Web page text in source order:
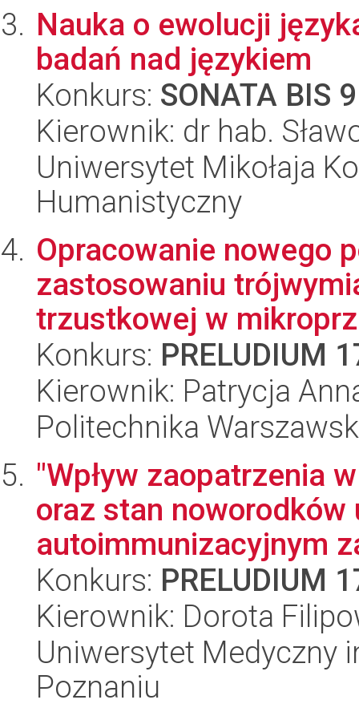
Nauka o ewolucji
badań nad językiem
Konkurs: SONATA BIS 9
Kierownik: dr hab.
Uniwersytet Mikołaja
Humanistyczny
Opracowanie nowego
zastosowaniu
trzustkowej w
Konkurs: PRELUDIUM
Kierownik: Patrycja
Politechnika
"Wpływ zaopatrzenia
oraz stan noworodków
autoimmunizacyjnym
Konkurs: PRELUDIUM
Kierownik: Dorota
Uniwersytet Medyczny
Poznaniu